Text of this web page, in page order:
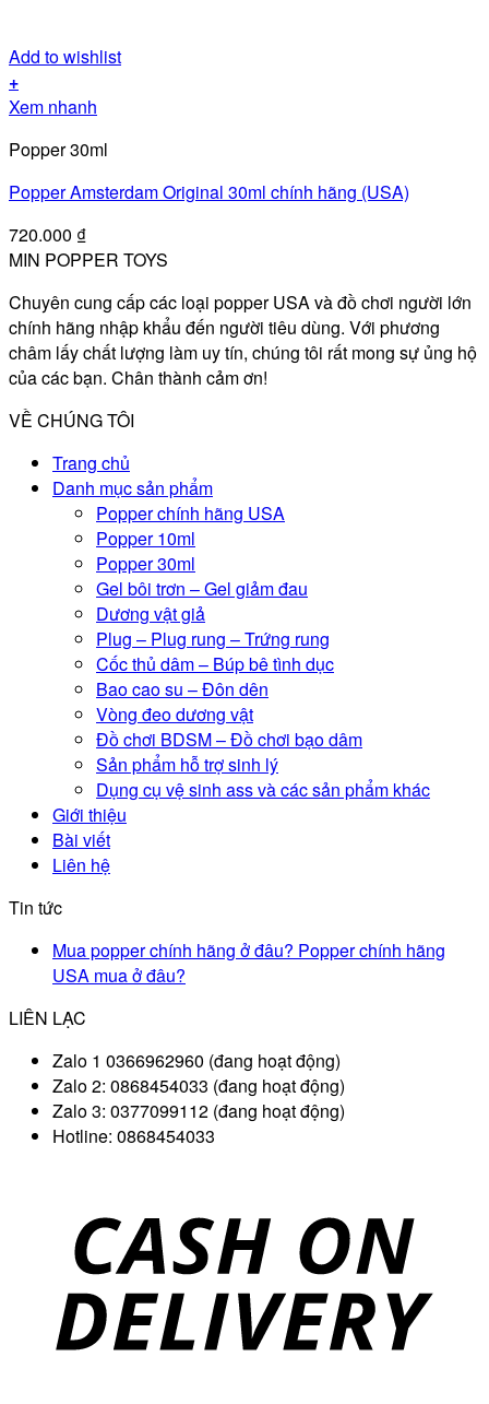
Add to wishlist
+
Xem nhanh
Popper 30ml
Popper Amsterdam Original 30ml chính hãng (USA)
720.000 ₫
MIN POPPER TOYS
Chuyên cung cấp các loại popper USA và đồ chơi người lớn
chính hãng nhập khẩu đến người tiêu dùng. Với phương
châm lấy chất lượng làm uy tín, chúng tôi rất mong sự ủng hộ
của các bạn. Chân thành cảm ơn!
VỀ CHÚNG TÔI
Trang chủ
Danh mục sản phẩm
Popper chính hãng USA
Popper 10ml
Popper 30ml
Gel bôi trơn – Gel giảm đau
Dương vật giả
Plug – Plug rung – Trứng rung
Cốc thủ dâm – Búp bê tình dục
Bao cao su – Đôn dên
Vòng đeo dương vật
Đồ chơi BDSM – Đồ chơi bạo dâm
Sản phẩm hỗ trợ sinh lý
Dụng cụ vệ sinh ass và các sản phẩm khác
Giới thiệu
Bài viết
Liên hệ
Tin tức
Mua popper chính hãng ở đâu? Popper chính hãng
USA mua ở đâu?
LIÊN LẠC
Zalo 1 0366962960 (đang hoạt động)
Zalo 2: 0868454033 (đang hoạt động)
Zalo 3: 0377099112 (đang hoạt động)
Hotline: 0868454033